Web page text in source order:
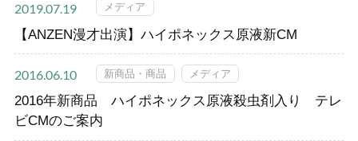
2019.07.19 メディア
【ANZEN漫才出演】ハイポネックス原液新CM
2016.06.10 新商品・商品 メディア
2016年新商品 ハイポネックス原液殺虫剤入り テレ
ビCMのご案内